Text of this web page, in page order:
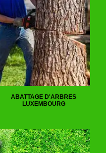
ABATTAGE D'ARBRES
LUXEMBOURG